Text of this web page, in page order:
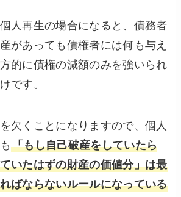
人再生の場合になると、債務者
があっても債権者には何も与え
的に債権の減額のみを強いられ
です。
欠くことになりますので、個人
「もし自己破産をしていたら
いたはずの財産の価値分」は最
ばならないルールになっている